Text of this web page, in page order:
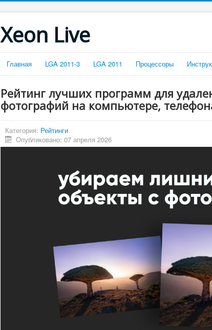
Xeon Live
Главная LGA 2011-3 LGA 2011 Процессоры
Рейтинг лучших программ для
фотографий на компьютере,
Категория: Рейтинги
Опубликовано: 07 апреля 2026